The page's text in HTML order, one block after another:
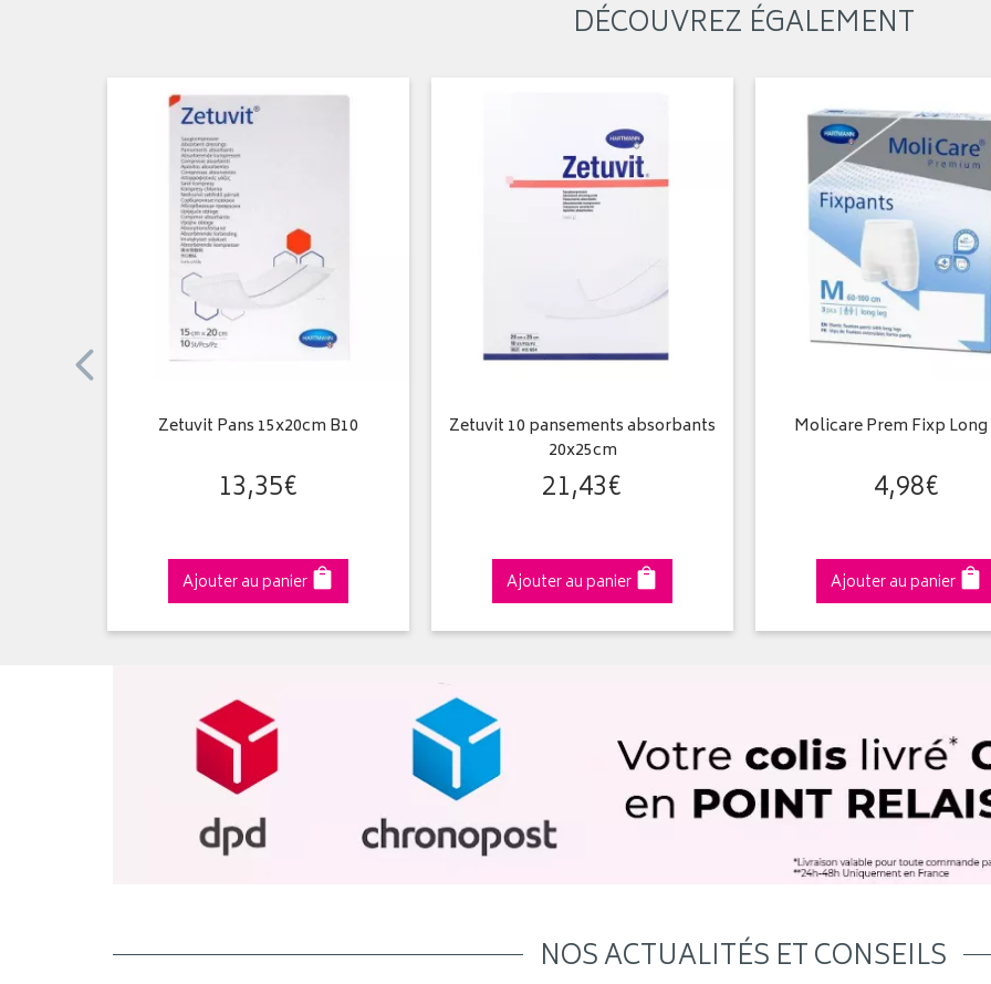
DÉCOUVREZ ÉGALEMENT
Zetuvit Pans 15x20cm B10
13,35€
Ajouter au panier
Zetuvit 10 pansements absorbants
20x25cm
21,43€
Ajouter au panier
Molicare Prem Fixp Long
4,98€
Ajouter au panier
NOS ACTUALITÉS ET CONSEILS